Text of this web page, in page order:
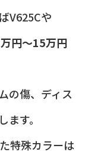
V625Cや
円〜15万円
の傷、ディス
す。
特殊カラーは